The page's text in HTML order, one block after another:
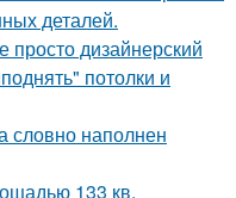
деталей.
просто дизайнерский
потолки и
словно наполнен
133 кв.